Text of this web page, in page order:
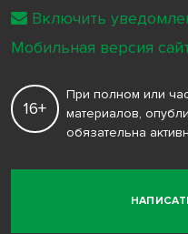
16+
При полном или
материалов,
обязательна
Включить
Мобильная версия